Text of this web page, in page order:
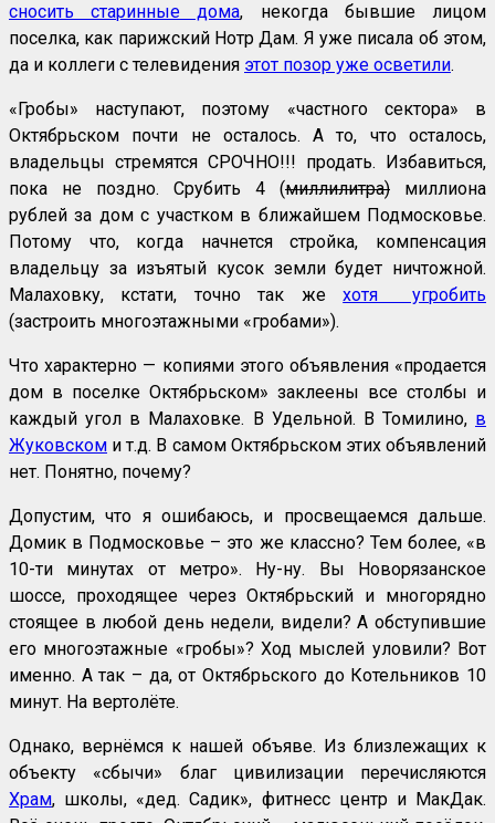
сносить старинные дома, некогда бывшие лицом
поселка, как парижский Нотр Дам. Я уже писала об этом,
да и коллеги с телевидения этот позор уже осветили.
«Гробы» наступают, поэтому «частного сектора» в
Октябрьском почти не осталось. А то, что осталось,
владельцы стремятся СРОЧНО!!! продать. Избавиться,
пока не поздно. Срубить 4 (миллилитра) миллиона
рублей за дом с участком в ближайшем Подмосковье.
Потому что, когда начнется стройка, компенсация
владельцу за изъятый кусок земли будет ничтожной.
Малаховку, кстати, точно так жехотя угробить
(застроить многоэтажными «гробами»).
Что характерно — копиями этого объявления «продается
дом в поселке Октябрьском» заклеены все столбы и
каждый угол в Малаховке. В Удельной. В Томилино, в
Жуковском и т.д. В самом Октябрьском этих объявлений
нет. Понятно, почему?
Допустим, что я ошибаюсь, и просвещаемся дальше.
Домик в Подмосковье – это же классно? Тем более, «в
10-ти минутах от метро». Ну-ну. Вы Новорязанское
шоссе, проходящее через Октябрьский и многорядно
стоящее в любой день недели, видели? А обступившие
его многоэтажные «гробы»? Ход мыслей уловили? Вот
именно. А так – да, от Октябрьского до Котельников 10
минут. На вертолёте.
Однако, вернёмся к нашей объяве. Из близлежащих к
объекту «сбычи» благ цивилизации перечисляются
Храм, школы, «дед. Садик», фитнесс центр и МакДак.